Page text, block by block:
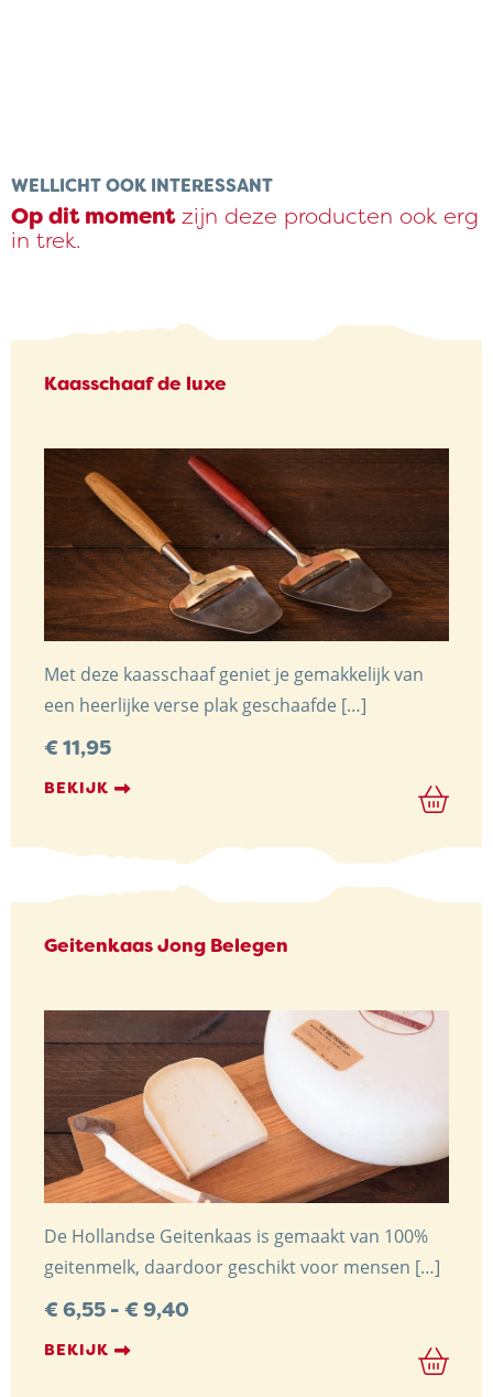
WELLICHT OOK INTERESSANT
Op dit momentzijn deze producten ook erg
in trek.
Kaasschaaf de luxe
Met deze kaasschaaf geniet je gemakkelijk van
een heerlijke verse plak geschaafde […]
€11,95
BEKIJK
Geitenkaas Jong Belegen
De Hollandse Geitenkaas is gemaakt van 100%
geitenmelk, daardoor geschikt voor mensen […]
€6,55 - €9,40
BEKIJK